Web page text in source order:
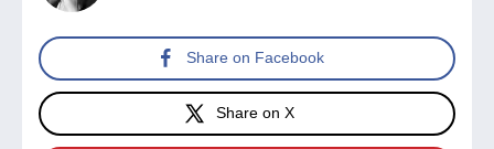
Share on Facebook
Share on X